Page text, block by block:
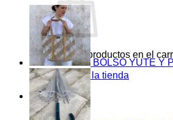
No hay productos en el
Volver a la tienda
0
Carrito
BOLSO YUTE Y